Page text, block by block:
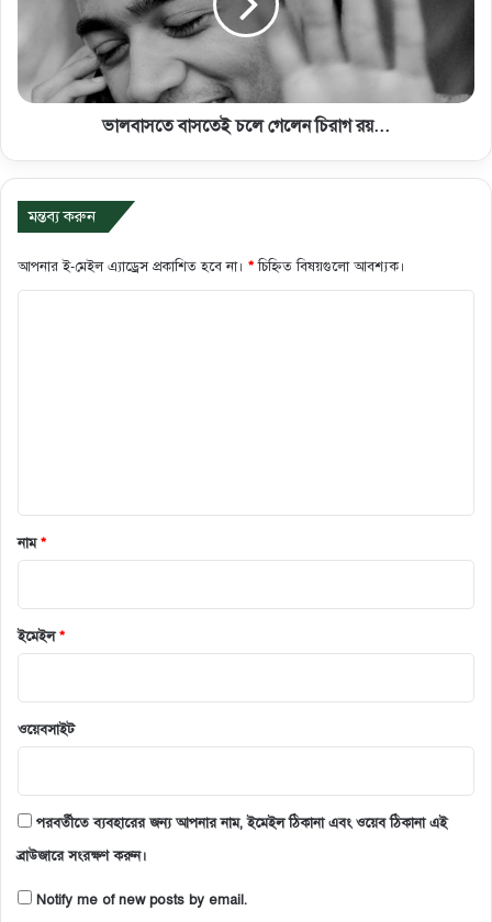
ভালবাসতে বাসতেই চলে গেলেন চিরাগ রয়...
মন্তব্য করুন
আপনার ই-মেইল এ্যাড্রেস প্রকাশিত হবে না। *চিহ্নিত বিষয়গুলো আবশ্যক।
নাম*
ইমেইল*
ওয়েবসাইট
পরবর্তীতে ব্যবহারের জন্য আপনার নাম, ইমেইল ঠিকানা এবং ওয়েব ঠিকানা এই
ব্রাউজারে সংরক্ষণ করুন।
Notify me of new posts by email.